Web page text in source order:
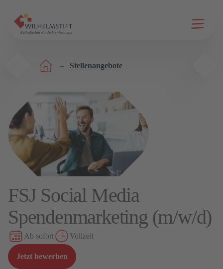
Menü
Stellenangebote
FSJ Social Media
Spendenmarketing (m/w/d)
Ab sofort Vollzeit
Jetzt bewerben